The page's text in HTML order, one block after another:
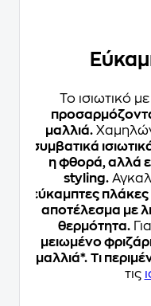
Το ισιωτικό με
μαλλιά.
συμβατικά
η φθορά, αλλά
styling.
εύκαμπτες
αποτέλεσμα με
θερμότητα.
μειωμένο
μαλλιά*. Τι
τις